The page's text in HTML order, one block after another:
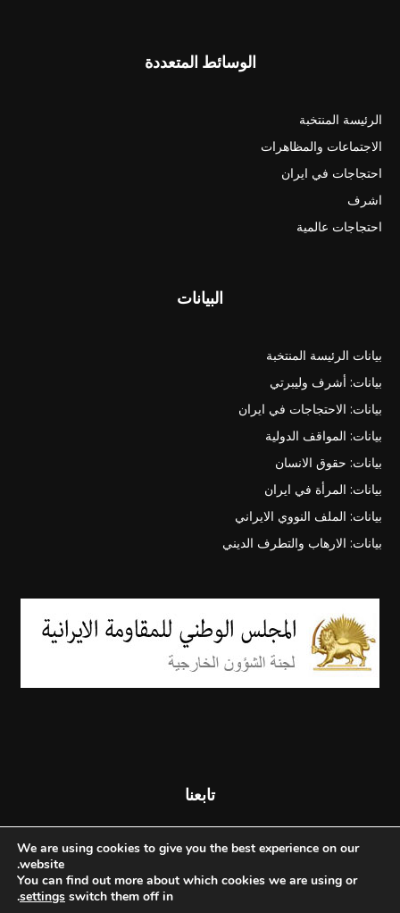
الوسائط المتعددة
الرئيسة المنتخبة
الاجتماعات والمظاهرات
احتجاجات في ايران
اشرف
احتجاجات عالمية
البيانات
بيانات الرئيسة المنتخبة
بيانات: أشرف وليبرتي
بيانات: الاحتجاجات في ايران
بيانات: المواقف الدولية
بيانات: حقوق الانسان
بيانات: المرأة في ايران
بيانات: الملف النووي الايراني
بيانات: الارهاب والتطرف الديني
تابعنا
We are using cookies to give you the best experience on our
website.
You can find out more about which cookies we are using or
switch them off in
settings
.